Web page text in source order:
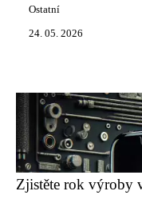
Ostatní
24. 05. 2026
Zjistěte rok výroby